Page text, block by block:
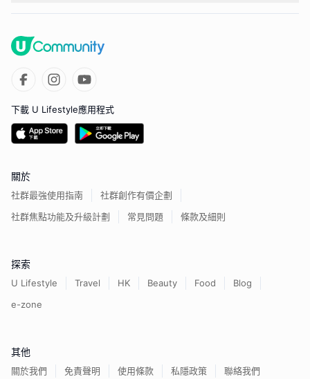
下載 U Lifestyle應用程式
關於
社群最強使用指南
社群創作有價企劃
社群焦點功能及升級計劃
常見問題 條款及細則
探索
U Lifestyle Travel HK Beauty Food
Blog
e-zone
其他
關於我們 免責聲明 使用條款 私隱政策 聯絡我們